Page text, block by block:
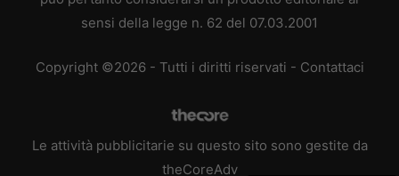
sensi della legge n. 62 del 07.03.2001
Copyright ©2026 - Tutti i diritti riservati - Contattaci
Le attività pubblicitarie su questo sito sono gestite da
theCoreAdv